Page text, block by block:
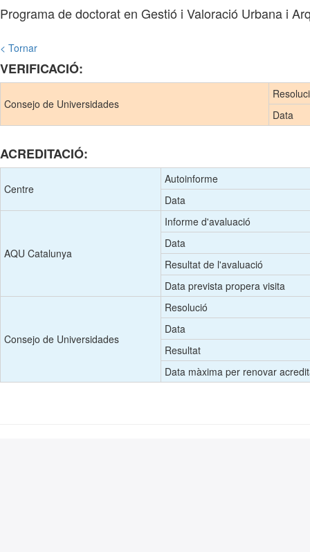
Programa de doctorat en Gestió i Valoració Urbana i
< Tornar
VERIFICACIÓ:
Consejo de Universidades
Data
ACREDITACIÓ:
Centre
Autoinforme
Data
AQU Catalunya
Informe d'avaluació
Data
Resultat de l'avaluació
Data prevista propera visita
Consejo de Universidades
Resolució
Data
Resultat
Data màxima per renovar